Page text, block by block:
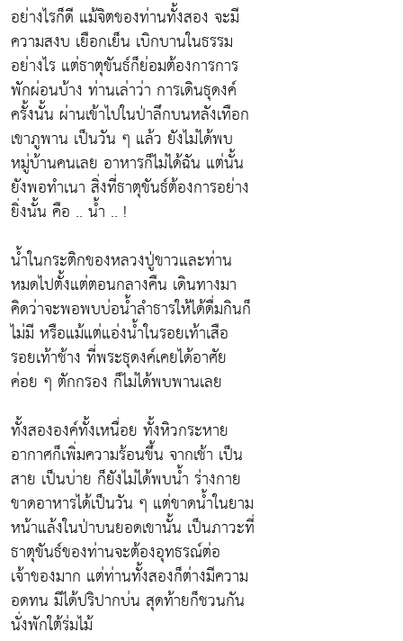
อย่างไรก็ดี แม้จิตของท่านทั้งสอง จะมี
ความสงบ เยือกเย็น เบิกบานในธรรม
อย่างไร แต่ธาตุขันธ์ก็ย่อมต้องการการ
พักผ่อนบ้าง ท่านเล่าว่า การเดินธุดงค์
ครั้งนั้น ผ่านเข้าไปในป่าลึกบนหลังเทือก
เขาภูพาน เป็นวัน ๆ แล้ว ยังไม่ได้พบ
หมู่บ้านคนเลย อาหารก็ไม่ได้ฉัน แต่นั้น
ยังพอทำเนา สิ่งที่ธาตุขันธ์ต้องการอย่าง
ยิ่งนั้น คือ .. น้ำ .. !
น้ำในกระติกของหลวงปู่ขาวและท่าน
หมดไปตั้งแต่ตอนกลางคืน เดินทางมา
คิดว่าจะพอพบบ่อน้ำลำธารให้ได้ดื่มกินก็
ไม่มี หรือแม้แต่แอ่งน้ำในรอยเท้าเสือ
รอยเท้าช้าง ที่พระธุดงค์เคยได้อาศัย
ค่อย ๆ ตักกรอง ก็ไม่ได้พบพานเลย
ทั้งสององค์ทั้งเหนื่อย ทั้งหิวกระหาย
อากาศก็เพิ่มความร้อนขึ้น จากเช้า เป็น
สาย เป็นบ่าย ก็ยังไม่ได้พบน้ำ ร่างกาย
ขาดอาหารได้เป็นวัน ๆ แต่ขาดน้ำในยาม
หน้าแล้งในป่าบนยอดเขานั้น เป็นภาวะที่
ธาตุขันธ์ของท่านจะต้องอุทธรณ์ต่อ
เจ้าของมาก แต่ท่านทั้งสองก็ต่างมีความ
อดทน มีได้ปริปากบ่น สุดท้ายก็ชวนกัน
นั่งพักใต้ร่มไม้